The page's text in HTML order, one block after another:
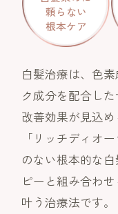
頼らない
根本ケア
白髪治療は、色
ク成分を配合し
改善効果が見込
「リッチディオ
のない根本的な
ピーと組み合わ
叶う治療法です。